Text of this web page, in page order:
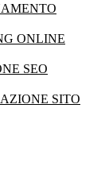
ONLINE
SEO
SITO